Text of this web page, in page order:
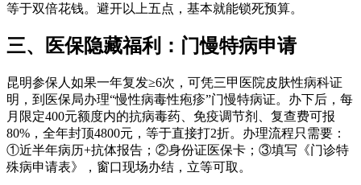
等于双倍花钱。避开以上五点，基本就能锁死预算。
三、医保隐藏福利：门慢特病申请
昆明参保人如果一年复发≥6次，可凭三甲医院皮肤性病科证
明，到医保局办理“慢性病毒性疱疹”门慢特病证。办下后，每
月限定400元额度内的抗病毒药、免疫调节剂、复查费可报
80%，全年封顶4800元，等于直接打2折。办理流程只需要：
①近半年病历+抗体报告；②身份证医保卡；③填写《门诊特
殊病申请表》，窗口现场办结，立等可取。